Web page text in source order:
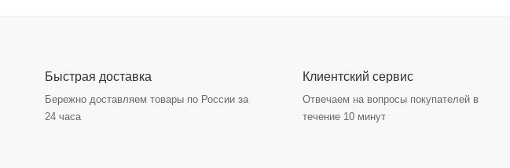
Быстрая доставка
Бережно доставляем товары по России за
24 часа
Клиентский сервис
Отвечаем на вопросы покупателей в
течение 10 минут